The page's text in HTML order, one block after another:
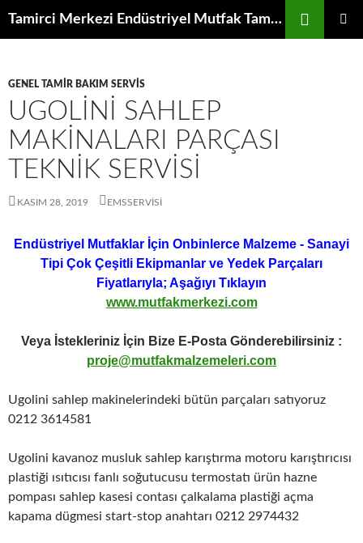
Tamirci Merkezi Endüstriyel Mutfak Tamiri Periyodik Bakımı Servisi
GENEL TAMIR BAKIM SERVIS
UGOLINI SAHLEP
MAKINALARI PARÇASI
TEKNIK SERVISI
KASIM 28, 2019 EMSSERVISI
Endüstriyel Mutfaklar İçin Onbinlerce Malzeme - Sanayi
Tipi Çok Çeşitli Ekipmanlar ve Yedek Parçaları
Fiyatlarıyla; Aşağıyı Tıklayın
www.mutfakmerkezi.com
Veya İstekleriniz İçin Bize E-Posta Gönderebilirsiniz :
proje@mutfakmalzemeleri.com
Ugolini sahlep makinelerindeki bütün parçaları satıyoruz
0212 3614581
Ugolini kavanoz musluk sahlep karıştırma motoru karıştırıcısı
plastiği ısıtıcısı fanlı soğutucusu termostatı ürün hazne
pompası sahlep kasesi contası çalkalama plastiği açma
kapama dügmesi start-stop anahtarı 0212 2974432